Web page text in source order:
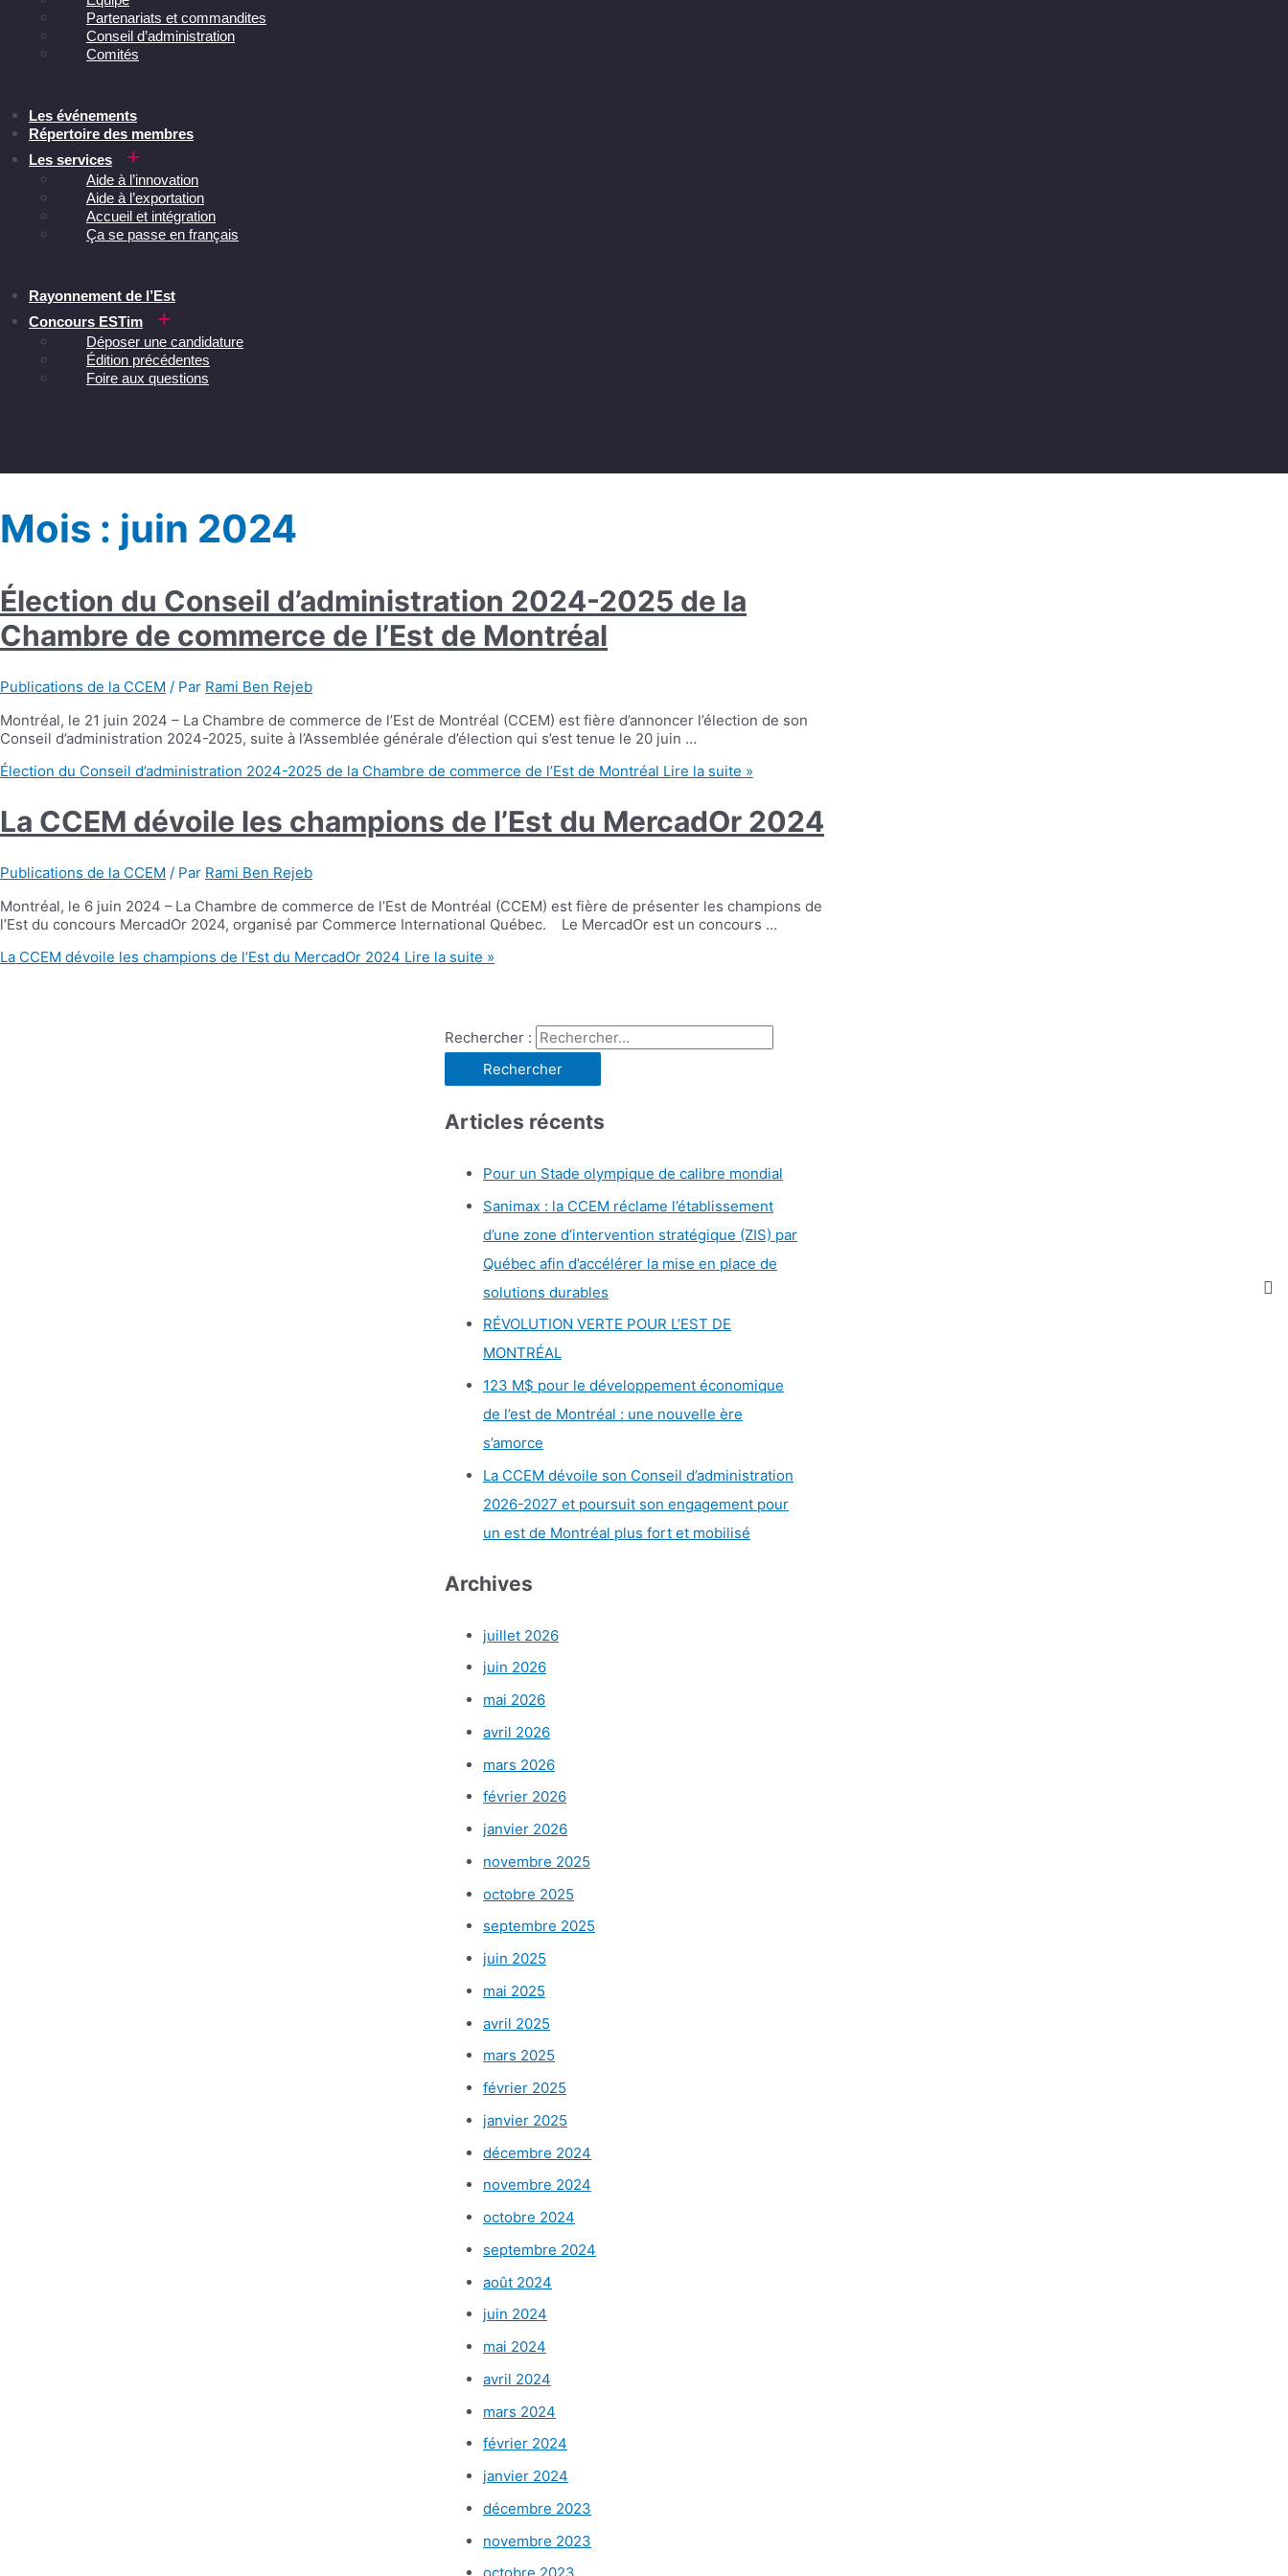
Partenariats et commandites
Conseil d’administration
Comités
Les événements
Répertoire des membres
Les services
Aide à l’innovation
Aide à l’exportation
Accueil et intégration
Ça se passe en français
Rayonnement de l’Est
Concours ESTim
Déposer une candidature
Édition précédentes
Foire aux questions
Mois : juin 2024
Élection du Conseil d’administration 2024-2025 de la
Chambre de commerce de l’Est de Montréal
Publications de la CCEM / Par Rami Ben Rejeb
Montréal, le 21 juin 2024 – La Chambre de commerce de l’Est de Montréal (CCEM) est fière d’annoncer l’élection de son
Conseil d’administration 2024-2025, suite à l’Assemblée générale d’élection qui s’est tenue le 20 juin …
Élection du Conseil d’administration 2024-2025 de la Chambre de commerce de l’Est de Montréal Lire la suite »
La CCEM dévoile les champions de l’Est du MercadOr 2024
Publications de la CCEM / Par Rami Ben Rejeb
Montréal, le 6 juin 2024 – La Chambre de commerce de l’Est de Montréal (CCEM) est fière de présenter les champions de
l’Est du concours MercadOr 2024, organisé par Commerce International Québec. Le MercadOr est un concours …
La CCEM dévoile les champions de l’Est du MercadOr 2024 Lire la suite »
Rechercher :
Articles récents
Pour un Stade olympique de calibre mondial
Sanimax : la CCEM réclame l’établissement
d’une zone d’intervention stratégique (ZIS) par
Québec afin d’accélérer la mise en place de
solutions durables
RÉVOLUTION VERTE POUR L’EST DE
MONTRÉAL
123 M$ pour le développement économique
de l’est de Montréal : une nouvelle ère
s’amorce
La CCEM dévoile son Conseil d’administration
2026-2027 et poursuit son engagement pour
un est de Montréal plus fort et mobilisé
Archives
juillet 2026
juin 2026
mai 2026
avril 2026
mars 2026
février 2026
janvier 2026
novembre 2025
octobre 2025
septembre 2025
juin 2025
mai 2025
avril 2025
mars 2025
février 2025
janvier 2025
décembre 2024
novembre 2024
octobre 2024
septembre 2024
août 2024
juin 2024
mai 2024
avril 2024
mars 2024
février 2024
janvier 2024
décembre 2023
novembre 2023